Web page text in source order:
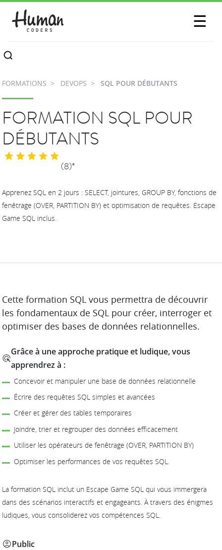
☰
CONTACTEZ-NOUS
FORMATIONS DEVOPS SQL POUR DÉBUTANTS
FORMATION SQL POUR
DÉBUTANTS
(8)*
Apprenez SQL en 2 jours : SELECT, jointures, GROUP BY, fonctions de
fenêtrage (OVER, PARTITION BY) et optimisation de requêtes. Escape
Game SQL inclus.
DESCRIPTION
Cette formation SQL vous permettra de découvrir
les fondamentaux de SQL pour créer, interroger et
optimiser des bases de données relationnelles.
Grâce à une approche pratique et ludique, vous
apprendrez à :
Concevoir et manipuler une base de données relationnelle
Écrire des requêtes SQL simples et avancées
Créer et gérer des tables temporaires
Joindre, trier et regrouper des données efficacement
Utiliser les opérateurs de fenêtrage (OVER, PARTITION BY)
Optimiser les performances de vos requêtes SQL.
La formation SQL inclut un Escape Game SQL qui vous immergera
dans des scénarios interactifs et engageants. À travers des énigmes
ludiques, vous consoliderez vos compétences SQL.
Public